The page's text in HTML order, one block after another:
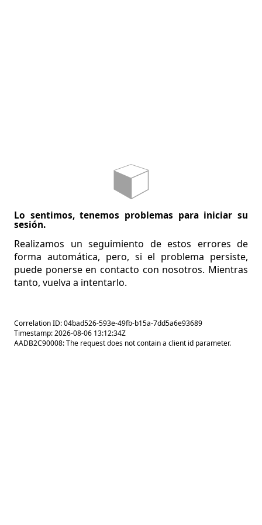
Lo sentimos, tenemos problemas para iniciar su
sesión.
Realizamos un seguimiento de estos errores de
forma automática, pero, si el problema persiste,
puede ponerse en contacto con nosotros. Mientras
tanto, vuelva a intentarlo.
Correlation ID: 04bad526-593e-49fb-b15a-7dd5a6e93689
Timestamp: 2026-08-06 13:12:34Z
AADB2C90008: The request does not contain a client id parameter.